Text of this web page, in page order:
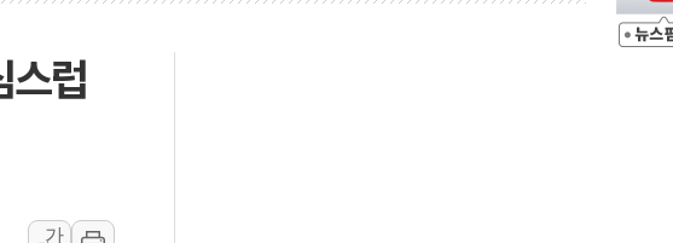
도당위원장에 오중기 당선...합산득표율 68.63%
툼 중 어머니 살해 10대 구속…범행 후 반려견도 죽여
럽
가